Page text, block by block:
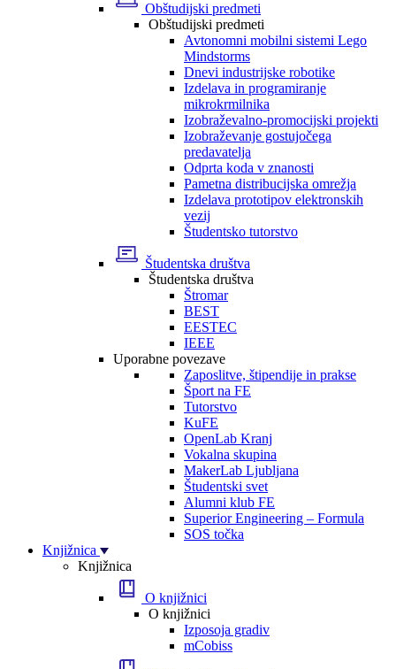
Obštudijski predmeti
Obštudijski predmeti
Avtonomni mobilni sistemi Lego
Mindstorms
Dnevi industrijske robotike
Izdelava in programiranje
mikrokrmilnika
Izobraževalno-promocijski projekti
Izobraževanje gostujočega
predavatelja
Odprta koda v znanosti
Pametna distribucijska omrežja
Izdelava prototipov elektronskih
vezij
Študentsko tutorstvo
Študentska društva
Študentska društva
Štromar
BEST
EESTEC
IEEE
Uporabne povezave
Zaposlitve, štipendije in prakse
Šport na FE
Tutorstvo
KuFE
OpenLab Kranj
Vokalna skupina
MakerLab Ljubljana
Študentski svet
Alumni klub FE
Superior Engineering – Formula
SOS točka
Knjižnica
Knjižnica
O knjižnici
O knjižnici
Izposoja gradiv
mCobiss